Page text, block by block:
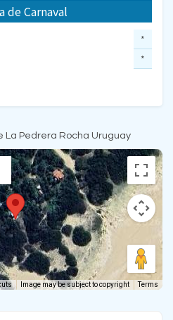
de Carnaval
*
*
La Pedrera Rocha Uruguay
Image may be subject to copyright Terms